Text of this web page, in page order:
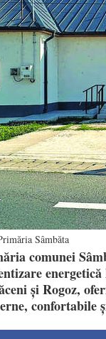
Sâmbăta
comunei
și Rogoz,
confortabile